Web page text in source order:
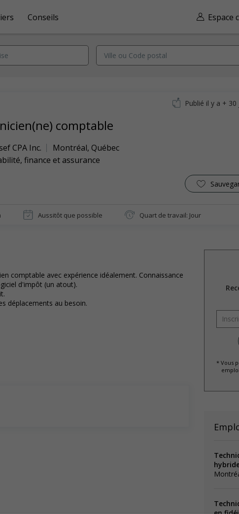
Espace
Conseils
comptable
CPA Inc. Montréal, Québec
finance et assurance
Publié il y a +
Aussitôt que possible Quart de travail: Jour
comptable avec expérience idéalement. Connaissance
d'impôt (un atout).
déplacements au besoin.
* Vous